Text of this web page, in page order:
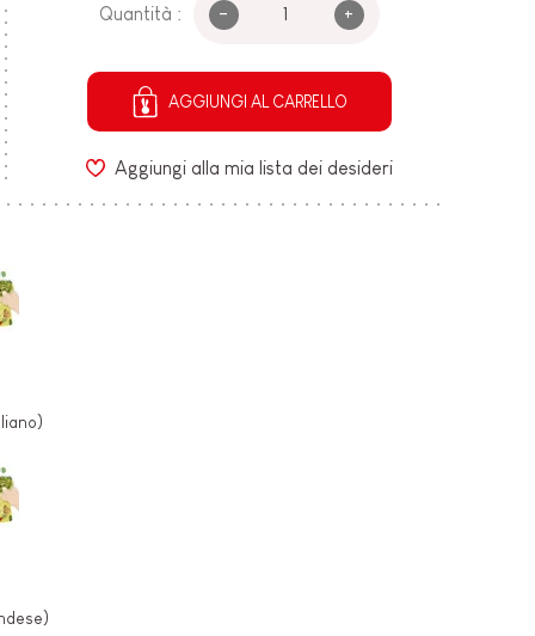
Quantità : - +
AGGIUNGI AL CARRELLO
Aggiungi alla mia lista dei desideri